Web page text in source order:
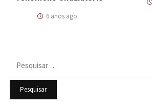
6 anos ago